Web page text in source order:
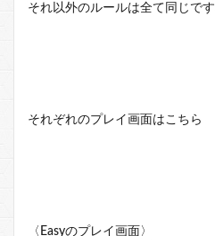
それ以外のルールは全て同じです
それぞれのプレイ画面はこちら
〈Easyのプレイ画面〉